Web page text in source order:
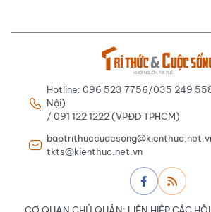
Hotline: 096 523 7756/035 249
Nội)
/ 091 122 1222 (VPĐD TPHCM)
tkts@kienthuc.net.vn